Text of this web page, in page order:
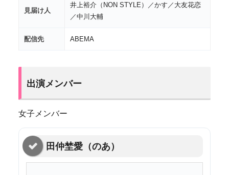
見届け人
井上裕介（NON STYLE）／かす／大友花恋
／中川大輔
配信先 ABEMA
出演メンバー
女子メンバー
田仲埜愛（のあ）